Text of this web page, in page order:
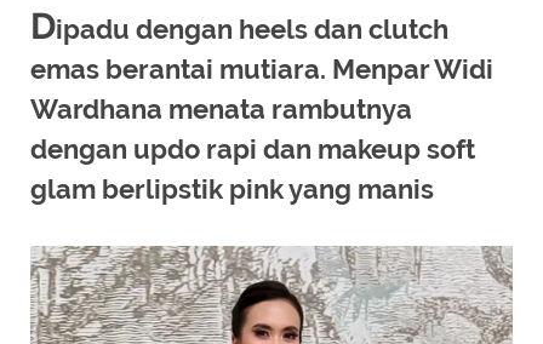
Dipadu dengan heels dan clutch
emas berantai mutiara. Menpar Widi
Wardhana menata rambutnya
dengan updo rapi dan makeup soft
glam berlipstik pink yang manis